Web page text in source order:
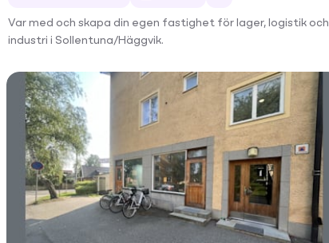
Var med och skapa din egen fastighet för lager, logistik och
industri i Sollentuna/Häggvik.